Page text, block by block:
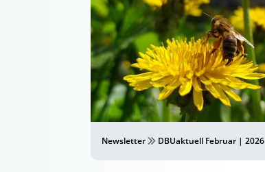
Newsletter DBUaktuell Februar | 2026